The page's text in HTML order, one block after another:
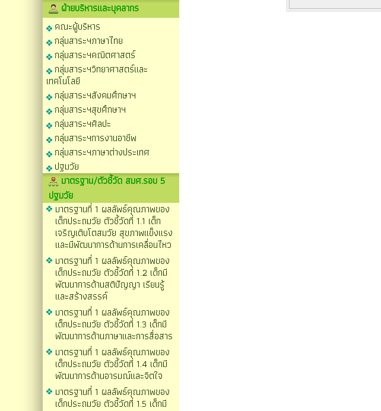
ฝ่ายบริหารและบุคลากร
คณะผู้บริหาร
กลุ่มสาระฯภาษาไทย
กลุ่มสาระฯคณิตศาสตร์
กลุ่มสาระฯวิทยาศาสตร์และ
เทคโนโลยี
กลุ่มสาระฯสังคมศึกษาฯ
กลุ่มสาระฯสุขศึกษาฯ
กลุ่มสาระฯศิลปะ
กลุ่มสาระฯการงานอาชีพ
กลุ่มสาระฯภาษาต่างประเทศ
ปฐมวัย
มาตรฐาน/ตัวชี้วัด สมศ.รอบ 5
ปฐมวัย
มาตรฐานที่ 1 ผลลัพธ์คุณภาพของ
เด็กประถมวัย ตัวชี้วัดที่ 1.1 เด็ก
เจริญเติบโตสมวัย สุขภาพแข็งแรง
และมีพัฒนาการด้านการเคลื่อนไหว
มาตรฐานที่ 1 ผลลัพธ์คุณภาพของ
เด็กประถมวัย ตัวชี้วัดที่ 1.2 เด็กมี
พัฒนาการด้านสติปัญญา เรียนรู้
และสร้างสรรค์
มาตรฐานที่ 1 ผลลัพธ์คุณภาพของ
เด็กประถมวัย ตัวชี้วัดที่ 1.3 เด็กมี
พัฒนาการด้านภาษาและการสื่อสาร
มาตรฐานที่ 1 ผลลัพธ์คุณภาพของ
เด็กประถมวัย ตัวชี้วัดที่ 1.4 เด็กมี
พัฒนาการด้านอารมณ์และจิตใจ
มาตรฐานที่ 1 ผลลัพธ์คุณภาพของ
เด็กประถมวัย ตัวชี้วัดที่ 1.5 เด็กมี